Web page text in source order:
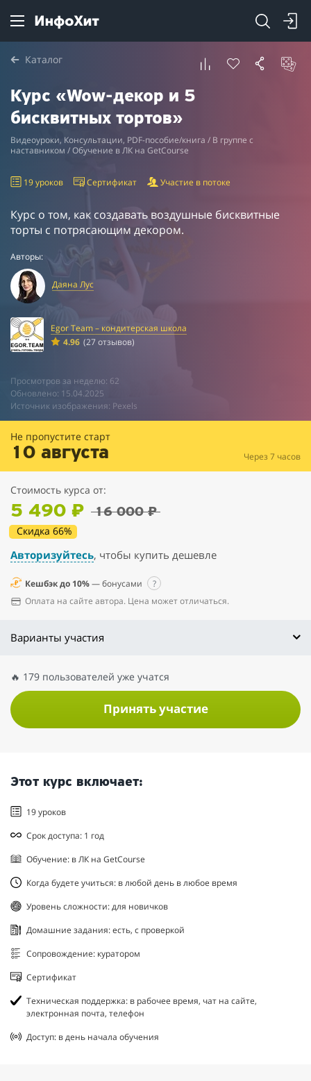
Каталог
Курс «Wow-декор и 5
бисквитных тортов»
Видеоуроки, Консультации, PDF-пособие/книга / В группе с
наставником / Обучение в ЛК на GetCourse
19 уроков Сертификат Участие в потоке
Курс о том, как создавать воздушные бисквитные
торты с потрясающим декором.
Авторы:
Даяна Лус
Egor Team – кондитерская школа
4.96 (27 отзывов)
Просмотров за неделю: 62
Обновлено: 15.04.2025
Источник изображения: Pexels
Не пропустите старт
10 августа Через 7 часов
Стоимость курса от:
5 490 ₽ 16 000 ₽
Скидка 66%
Авторизуйтесь, чтобы купить дешевле
Кешбэк до 10%— бонусами
?
Оплата на сайте автора. Цена может отличаться.
Варианты участия
🔥 179 пользователей уже учатся
Принять участие
Этот курс включает:
19 уроков
Срок доступа: 1 год
Обучение: в ЛК на GetCourse
Когда будете учиться: в любой день в любое время
Уровень сложности: для новичков
Домашние задания: есть, с проверкой
Сопровождение: куратором
Сертификат
Техническая поддержка: в рабочее время, чат на сайте,
электронная почта, телефон
Доступ: в день начала обучения